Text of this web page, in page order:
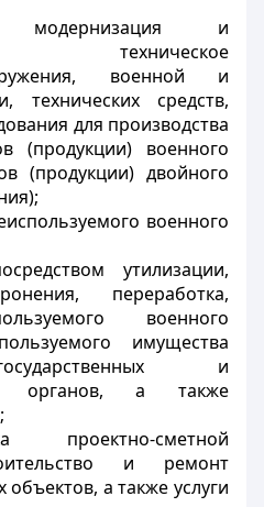
и
техническое
военной и
технических средств,
для производства
(продукции) военного
(продукции) двойного
военного
утилизации,
переработка,
военного
имущества
и
органов, а также
проектно-сметной
и ремонт
а также услуги